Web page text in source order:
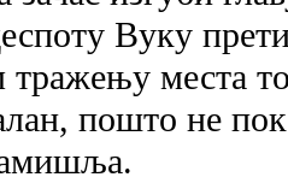
Вуку
места
пошто не